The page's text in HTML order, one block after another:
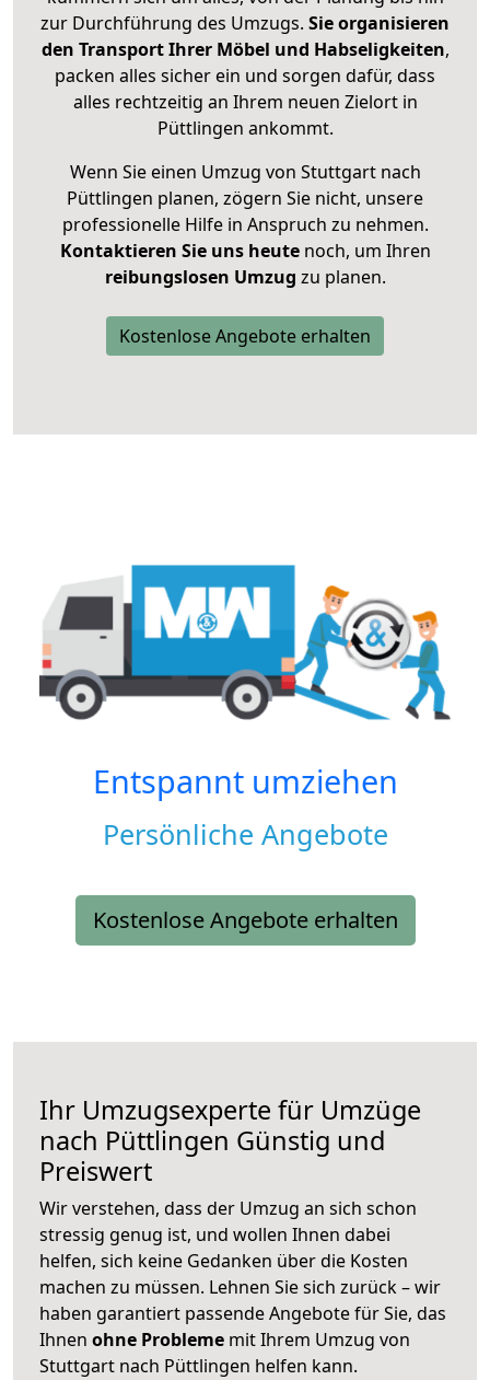
zur Durchführung des Umzugs. Sie organisieren
den Transport Ihrer Möbel und Habseligkeiten,
packen alles sicher ein und sorgen dafür, dass
alles rechtzeitig an Ihrem neuen Zielort in
Püttlingen ankommt.
Wenn Sie einen Umzug von Stuttgart nach
Püttlingen planen, zögern Sie nicht, unsere
professionelle Hilfe in Anspruch zu nehmen.
Kontaktieren Sie uns heutenoch, um Ihren
reibungslosen Umzug zu planen.
Kostenlose Angebote erhalten
Entspannt umziehen
Persönliche Angebote
Kostenlose Angebote erhalten
Ihr Umzugsexperte für Umzüge
nach Püttlingen Günstig und
Preiswert
Wir verstehen, dass der Umzug an sich schon
stressig genug ist, und wollen Ihnen dabei
helfen, sich keine Gedanken über die Kosten
machen zu müssen. Lehnen Sie sich zurück – wir
haben garantiert passende Angebote für Sie, das
Ihnen ohne Probleme mit Ihrem Umzug von
Stuttgart nach Püttlingen helfen kann.